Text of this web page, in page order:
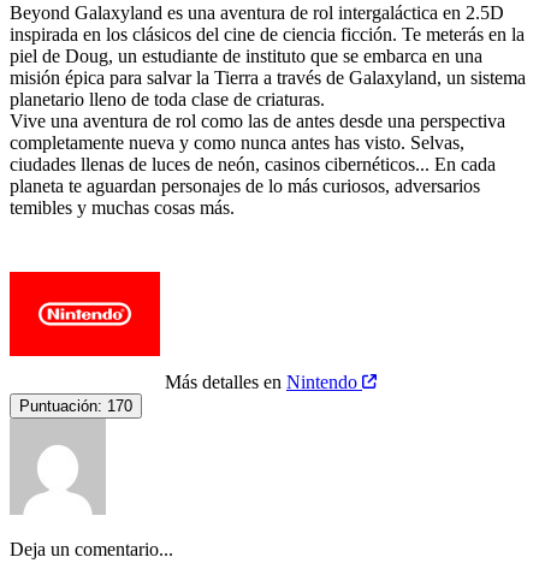
Beyond Galaxyland es una aventura de rol intergaláctica en 2.5D
inspirada en los clásicos del cine de ciencia ficción. Te meterás en la
piel de Doug, un estudiante de instituto que se embarca en una
misión épica para salvar la Tierra a través de Galaxyland, un sistema
planetario lleno de toda clase de criaturas.
Vive una aventura de rol como las de antes desde una perspectiva
completamente nueva y como nunca antes has visto. Selvas,
ciudades llenas de luces de neón, casinos cibernéticos... En cada
planeta te aguardan personajes de lo más curiosos, adversarios
temibles y muchas cosas más.
Más detalles en Nintendo
Puntuación: 170
Deja un comentario...